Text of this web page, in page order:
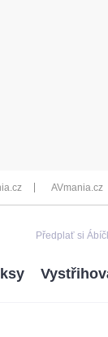
AVmania.cz
Předplať si